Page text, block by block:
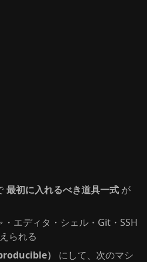
最初に入れるべき道具一式 が
エディタ・シェル・Git・SSH
られる
）
にして、次のマシ